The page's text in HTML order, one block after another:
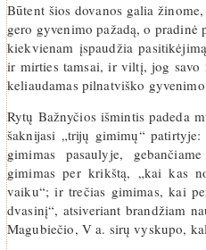
Būtent šios dovanos galia
gero gyvenimo pažadą, o
kiekvienam įspaudžia
ir mirties tamsai, ir viltį, jog savo
keliaudamas pilnatviško
Rytų Bažnyčios išmintis padeda
šaknijasi „trijų gimimų“
gimimas pasaulyje,
gimimas per krikštą, „kai kas
vaiku“; ir trečias gimimas, kai
dvasinį“, atsiveriant brandžiam
Magubiečio, V a. sirų vyskupo,